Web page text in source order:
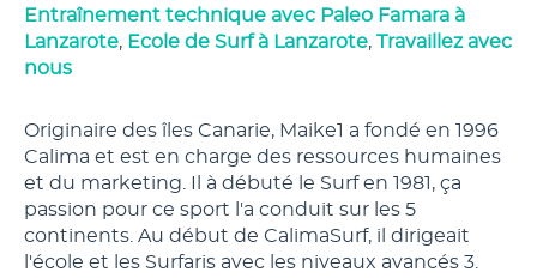
Entraînement technique avec Paleo Famara à
Lanzarote, Ecole de Surf à Lanzarote, Travaillez avec
nous
Originaire des îles Canarie, Maike1 a fondé en 1996
Calima et est en charge des ressources humaines
et du marketing. Il à débuté le Surf en 1981, ça
passion pour ce sport l'a conduit sur les 5
continents. Au début de CalimaSurf, il dirigeait
l'école et les Surfaris avec les niveaux avancés 3.